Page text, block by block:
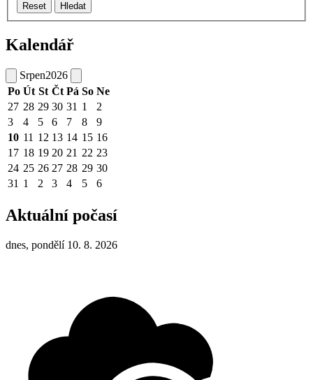
Reset Hledat
Kalendář
Srpen2026
Po Út St Čt Pá So Ne
27 28 29 30 31 1
2
3
4 5 6 7 8
9
10 11 12 13 14 15 16
17 18 19 20 21 22 23
24 25 26 27 28 29 30
31 1 2 3 4 5 6
Aktuální počasí
dnes, pondělí 10. 8. 2026